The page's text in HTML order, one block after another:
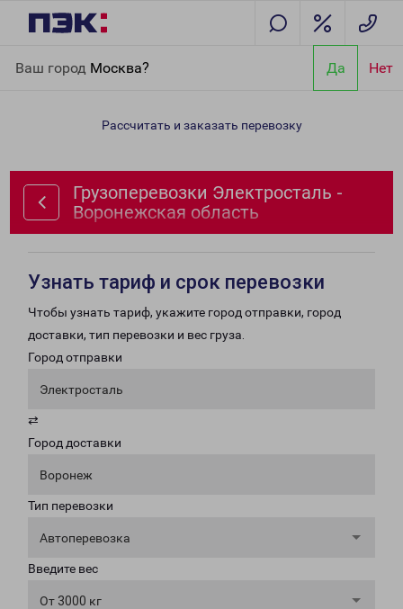
Ваш город Москва? Да Нет
Воронежская область
Рассчитать и заказать перевозку
Грузоперевозки Электросталь -
Воронежская область
Узнать тариф и срок перевозки
Чтобы узнать тариф, укажите город отправки, город
доставки, тип перевозки и вес груза.
Город отправки
Электросталь
⇄
Город доставки
Воронеж
Тип перевозки
Автоперевозка
Введите вес
От 3000 кг